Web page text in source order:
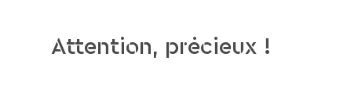
Attention, précieux !